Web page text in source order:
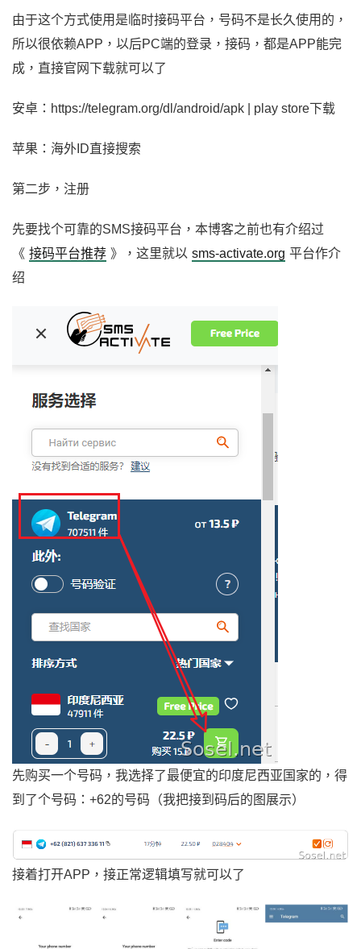
由于这个方式使用是临时接码平台，号码不是长久使用的，
所以很依赖APP，以后PC端的登录，接码，都是APP能完
成，直接官网下载就可以了
安卓：https://telegram.org/dl/android/apk | play store下载
苹果：海外ID直接搜索
第二步，注册
先要找个可靠的SMS接码平台，本博客之前也有介绍过
《 接码平台推荐 》，这里就以 sms-activate.org 平台作介
绍
先购买一个号码，我选择了最便宜的印度尼西亚国家的，得
到了个号码：+62的号码（我把接到码后的图展示）
接着打开APP，接正常逻辑填写就可以了